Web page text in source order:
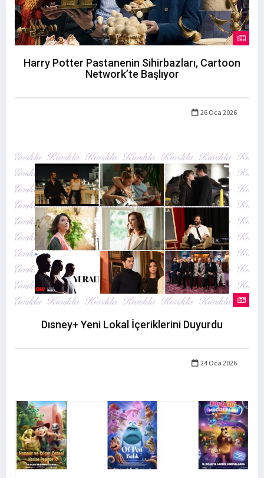
Harry Potter Pastanenin Sihirbazları, Cartoon
Network’te Başlıyor
26 Oca 2026
Dısney+ Yeni Lokal İçeriklerini Duyurdu
24 Oca 2026